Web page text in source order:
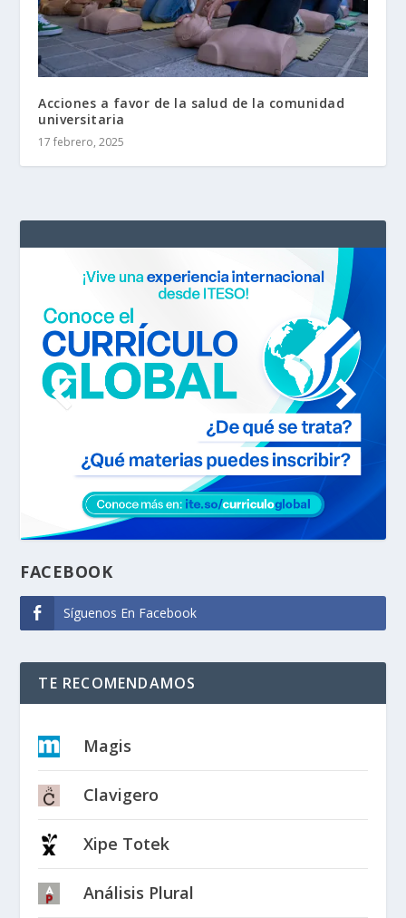
Acciones a favor de la salud de la comunidad
universitaria
17 febrero, 2025
FACEBOOK
Síguenos En Facebook
TE RECOMENDAMOS
Magis
Clavigero
Xipe Totek
Análisis Plural